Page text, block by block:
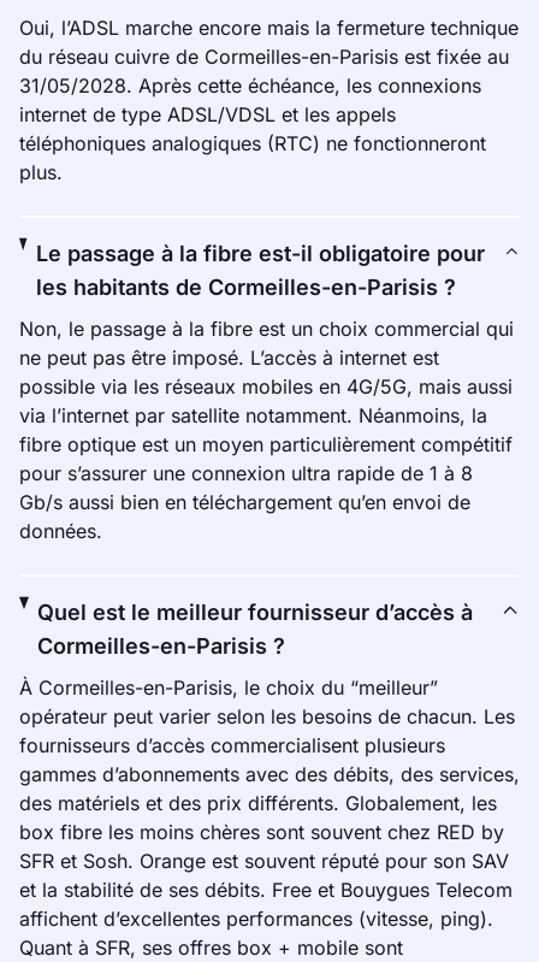
Oui, l’ADSL marche encore mais la fermeture technique
du réseau cuivre de Cormeilles-en-Parisis est fixée au
31/05/2028. Après cette échéance, les connexions
internet de type ADSL/VDSL et les appels
téléphoniques analogiques (RTC) ne fonctionneront
plus.
Le passage à la fibre est-il obligatoire pour
les habitants de Cormeilles-en-Parisis ?
Non, le passage à la fibre est un choix commercial qui
ne peut pas être imposé. L’accès à internet est
possible via les réseaux mobiles en 4G/5G, mais aussi
via l’internet par satellite notamment. Néanmoins, la
fibre optique est un moyen particulièrement compétitif
pour s’assurer une connexion ultra rapide de 1 à 8
Gb/s aussi bien en téléchargement qu’en envoi de
données.
Quel est le meilleur fournisseur d’accès à
Cormeilles-en-Parisis ?
À Cormeilles-en-Parisis, le choix du “meilleur”
opérateur peut varier selon les besoins de chacun. Les
fournisseurs d’accès commercialisent plusieurs
gammes d’abonnements avec des débits, des services,
des matériels et des prix différents. Globalement, les
box fibre les moins chères sont souvent chez RED by
SFR et Sosh. Orange est souvent réputé pour son SAV
et la stabilité de ses débits. Free et Bouygues Telecom
affichent d’excellentes performances (vitesse, ping).
Quant à SFR, ses offres box + mobile sont